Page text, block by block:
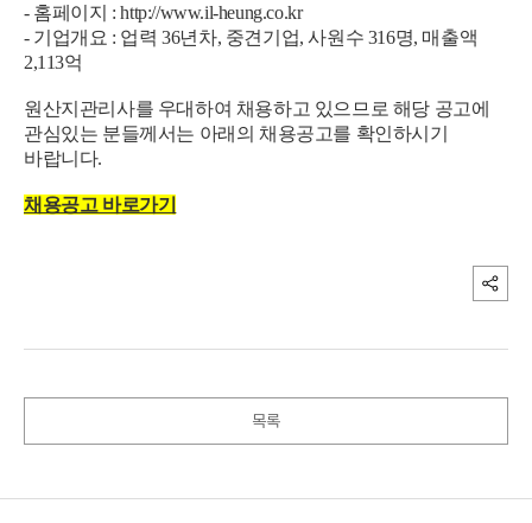
- 홈페이지 :http://www.il-heung.co.kr
- 기업개요 : 업력 36년차, 중견기업, 사원수 316명, 매출액
2,113억
원산지관리사를 우대하여 채용하고 있으므로 해당 공고에
관심있는 분들께서는 아래의 채용공고를 확인하시기
바랍니다.
채용공고 바로가기
목록